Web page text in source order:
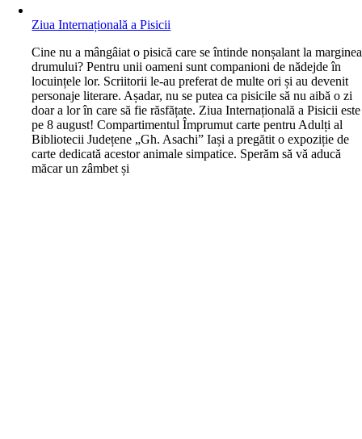
Ziua Internațională a Pisicii
Cine nu a mângâiat o pisică care se întinde nonșalant la marginea
drumului? Pentru unii oameni sunt companioni de nădejde în
locuințele lor. Scriitorii le-au preferat de multe ori și au devenit
personaje literare. Așadar, nu se putea ca pisicile să nu aibă o zi
doar a lor în care să fie răsfățate. Ziua Internațională a Pisicii este
pe 8 august! Compartimentul Împrumut carte pentru Adulți al
Bibliotecii Județene „Gh. Asachi” Iași a pregătit o expoziție de
carte dedicată acestor animale simpatice. Sperăm să vă aducă
măcar un zâmbet și